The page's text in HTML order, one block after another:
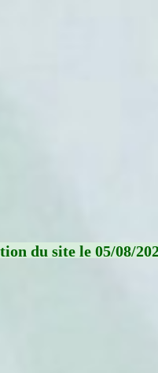
du site le 05/08/